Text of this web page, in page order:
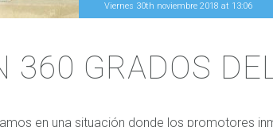
Viernes 30th noviembre 2018 at 13:06
360 GRADOS
en una situación donde los promotores